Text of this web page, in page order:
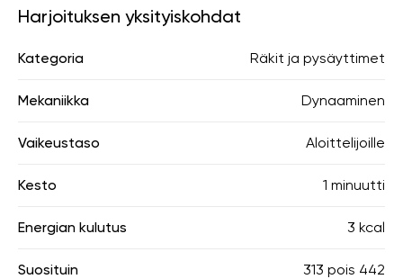
Harjoituksen yksityiskohdat
Kategoria Räkit ja pysäyttimet
Mekaniikka Dynaaminen
Vaikeustaso Aloittelijoille
Kesto 1 minuutti
Energian kulutus 3 kcal
Suosituin 313 pois 442